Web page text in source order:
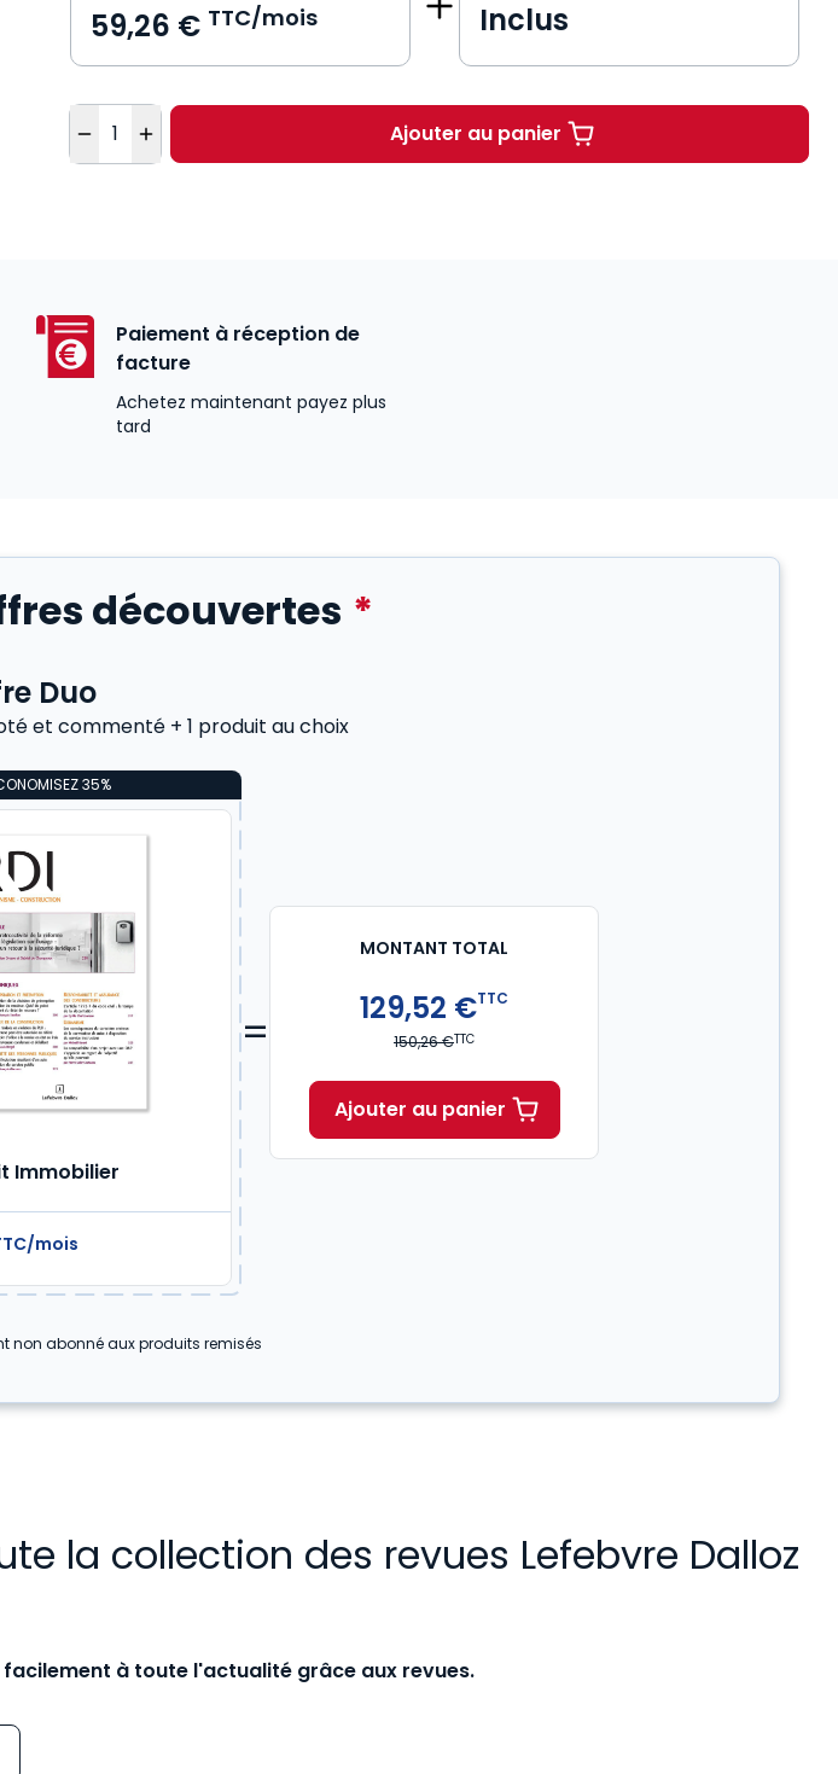
59,26 € TTC/mois Inclus
Quantité
Ajouter au panier
Paiement à réception de
facture
Achetez maintenant payez plus
tard
découvertes *
Duo
et commenté + 1 produit au choix
35%
Immobilier
mois
=
MONTANT TOTAL
129,52 €TTC
150,26 €TTC
Ajouter au panier
non abonné aux produits remisés
la collection des revues Lefebvre Dalloz
à toute l'actualité grâce aux revues.